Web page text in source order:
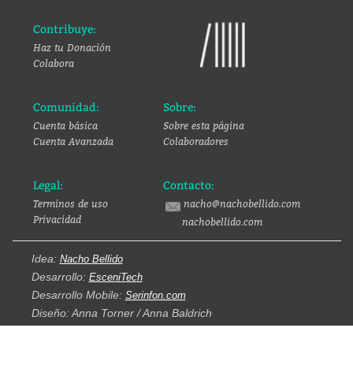
Contribuye:
Haz tu Donación
Colabora
Comunidad:
Cuenta básica
Cuenta Avanzada
Sobre:
Sobre esta página
Colaboradores
Legal:
Terminos de uso
Privacidad
Contacto:
nacho@nachobellido.com
nachobellido.com
Idea: Nacho Bellido
Desarrollo: EsceniTech
Desarrollo Mobile: Serinfon.com
Diseño: Anna Torner / Anna Baldrich